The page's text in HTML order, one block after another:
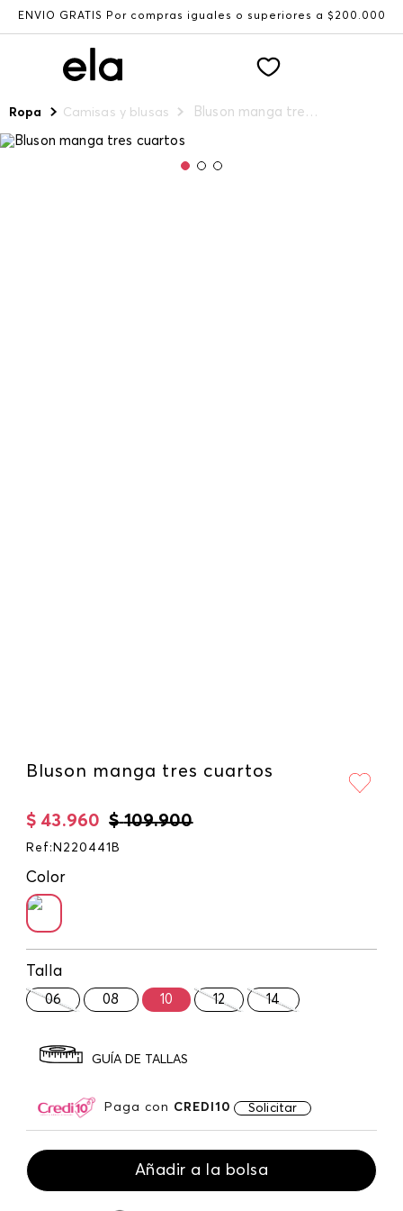
ENVÍO GRATIS Por compras iguales o superiores a $200.000
Ropa Camisas y blusas Bluson manga tres cuartos
Bluson manga tres cuartos
$ 109.900
$ 43.960
Ref : N220441B
Color
Talla
06 08 10 12 14
GUÍA DE TALLAS
Paga con CREDI10 Solicitar
Añadir a la bolsa